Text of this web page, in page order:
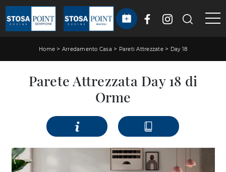
Home > Arredamento Casa > Pareti Attrezzate > Day 18
Parete Attrezzata Day 18 di
Orme